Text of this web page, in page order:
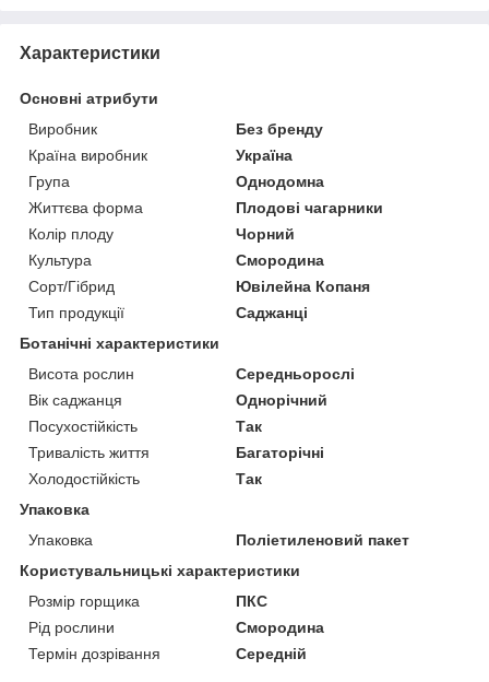
Характеристики
Основні атрибути
Виробник
Без бренду
Країна виробник
Україна
Група
Однодомна
Життєва форма
Плодові чагарники
Колір плоду
Чорний
Культура
Смородина
Сорт/Гібрид
Ювілейна Копаня
Тип продукції
Саджанці
Ботанічні характеристики
Висота рослин
Середньорослі
Вік саджанця
Однорічний
Посухостійкість
Так
Тривалість життя
Багаторічні
Холодостійкість
Так
Упаковка
Упаковка
Поліетиленовий пакет
Користувальницькі характеристики
Розмір горщика
ПКС
Рід рослини
Смородина
Термін дозрівання
Середній